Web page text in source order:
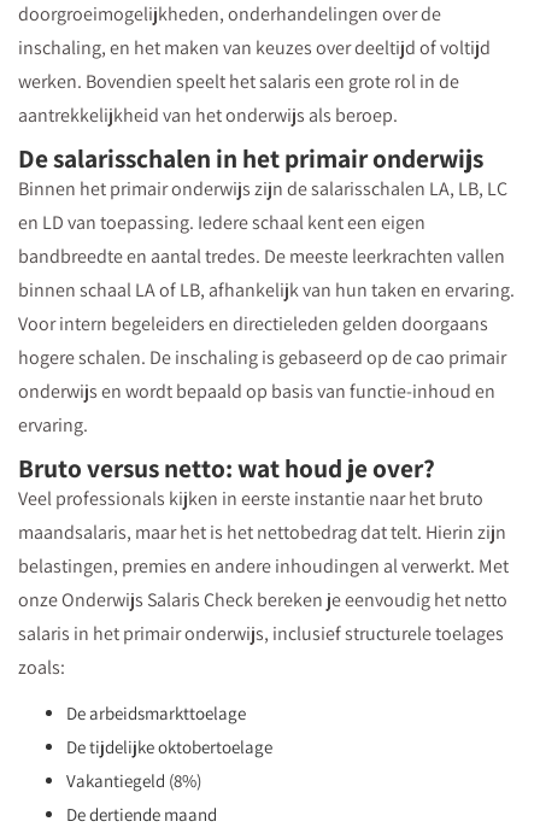
doorgroeimogelijkheden, onderhandelingen over de
inschaling, en het maken van keuzes over deeltijd of voltijd
werken. Bovendien speelt het salaris een grote rol in de
aantrekkelijkheid van het onderwijs als beroep.
De salarisschalen in het primair onderwijs
Binnen het primair onderwijs zijn de salarisschalen LA, LB, LC
en LD van toepassing. Iedere schaal kent een eigen
bandbreedte en aantal tredes. De meeste leerkrachten vallen
binnen schaal LA of LB, afhankelijk van hun taken en ervaring.
Voor intern begeleiders en directieleden gelden doorgaans
hogere schalen. De inschaling is gebaseerd op de cao primair
onderwijs en wordt bepaald op basis van functie-inhoud en
ervaring.
Bruto versus netto: wat houd je over?
Veel professionals kijken in eerste instantie naar het bruto
maandsalaris, maar het is het nettobedrag dat telt. Hierin zijn
belastingen, premies en andere inhoudingen al verwerkt. Met
onze Onderwijs Salaris Check bereken je eenvoudig het netto
salaris in het primair onderwijs, inclusief structurele toelages
zoals:
De arbeidsmarkttoelage
De tijdelijke oktobertoelage
Vakantiegeld (8%)
De dertiende maand